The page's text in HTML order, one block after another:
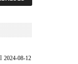
2024-08-12